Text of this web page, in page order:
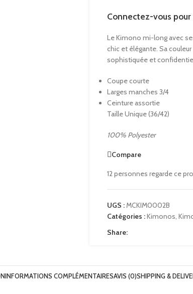
Connectez-vous
Le Kimono mi-long avec
chic et élégante. Sa
sophistiquée et
Coupe courte
Larges manches 3/4
Ceinture assortie
Taille Unique (36/42)
100% Polyester
Compare
12personnes regarde ce
UGS :MCKIM0002B
Catégories :Kimonos,
Share:
INFORMATIONS COMPLÉMENTAIRESAVIS (0)SHIPPING &